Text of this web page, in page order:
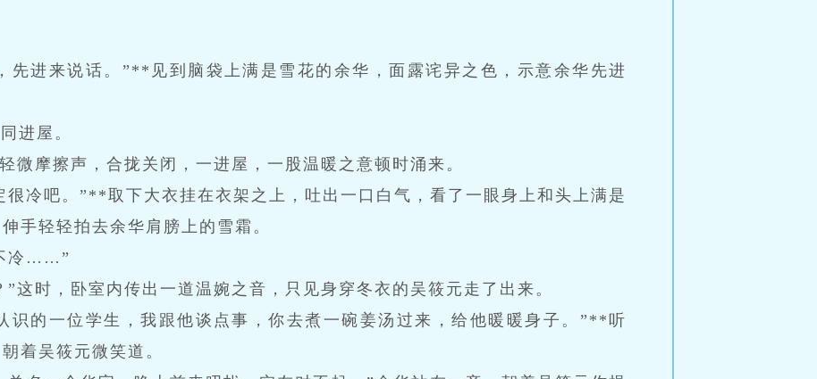
先进来说话。”**见到脑袋上满是雪花的余华，面露诧异之色，示意余华先进
进屋。
微摩擦声，合拢关闭，一进屋，一股温暖之意顿时涌来。
很冷吧。”**取下大衣挂在衣架之上，吐出一口白气，看了一眼身上和头上满是
手轻轻拍去余华肩膀上的雪霜。
冷……”
”这时，卧室内传出一道温婉之音，只见身穿冬衣的吴筱元走了出来。
识的一位学生，我跟他谈点事，你去煮一碗姜汤过来，给他暖暖身子。”**听
着吴筱元微笑道。